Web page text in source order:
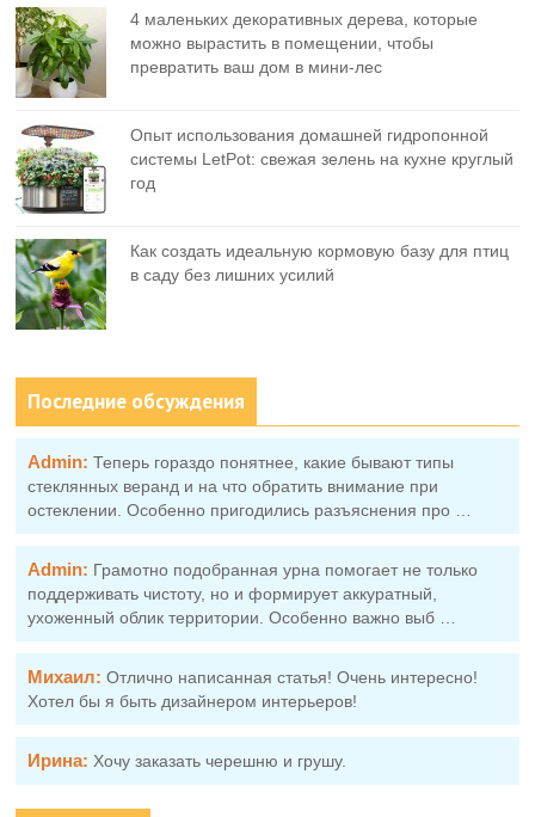
4 маленьких декоративных дерева, которые
можно вырастить в помещении, чтобы
превратить ваш дом в мини-лес
Опыт использования домашней гидропонной
системы LetPot: свежая зелень на кухне круглый
год
Как создать идеальную кормовую базу для птиц
в саду без лишних усилий
Последние обсуждения
Admin: Теперь гораздо понятнее, какие бывают типы
стеклянных веранд и на что обратить внимание при
остеклении. Особенно пригодились разъяснения про …
Admin: Грамотно подобранная урна помогает не только
поддерживать чистоту, но и формирует аккуратный,
ухоженный облик территории. Особенно важно выб …
Михаил: Отлично написанная статья! Очень интересно!
Хотел бы я быть дизайнером интерьеров!
Ирина: Хочу заказать черешню и грушу.